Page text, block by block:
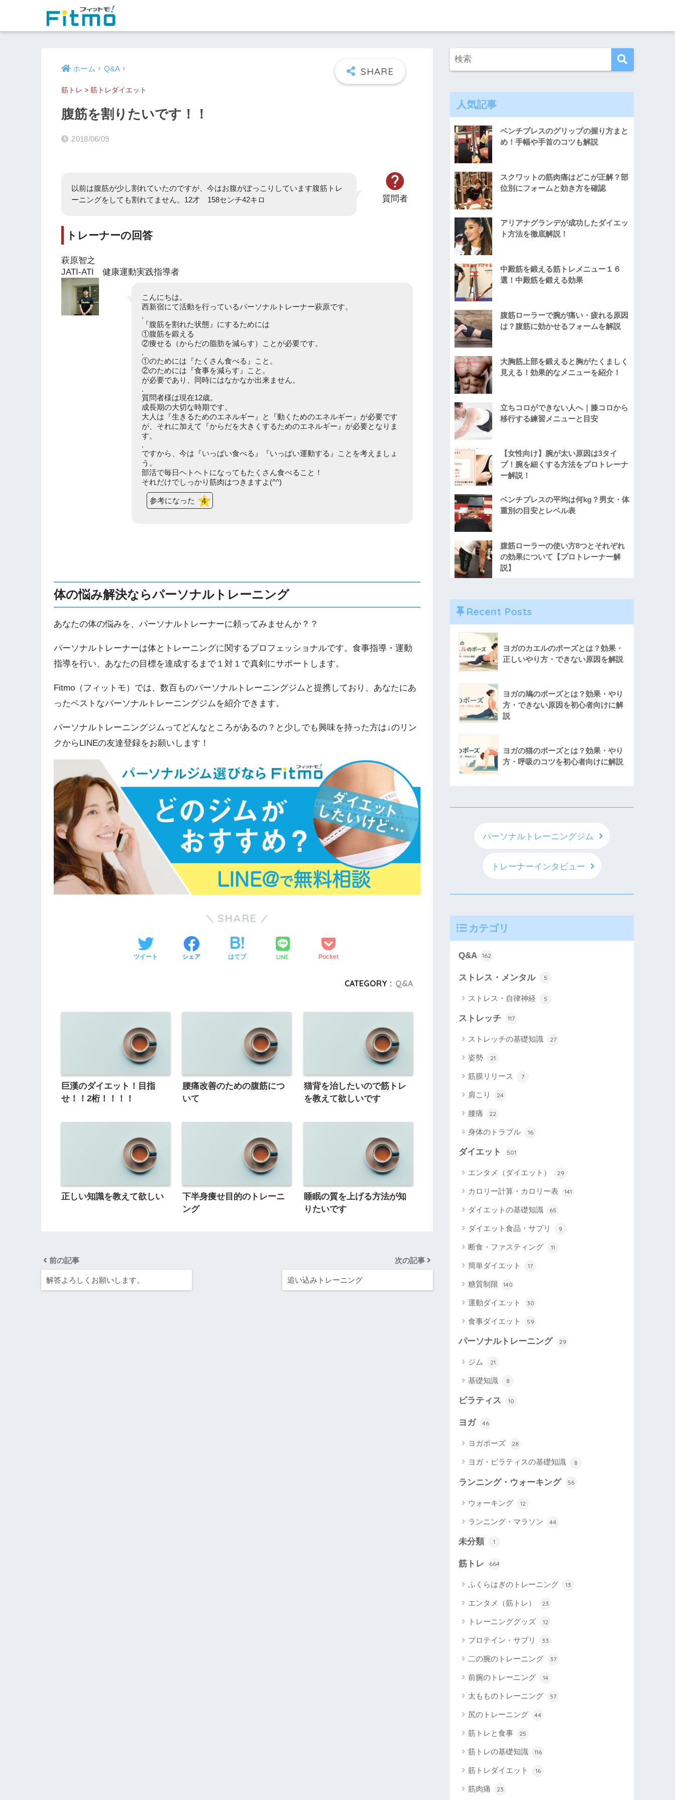
ホーム Q&A
筋トレ > 筋トレダイエット
腹筋を割りたいです！！
2018/06/09
質問者
以前は腹筋が少し割れていたのですが、今はお腹がぽっこりしています腹筋トレ
ーニングをしても割れてません。12才 158センチ42キロ
トレーナーの回答
萩原智之
JATI-ATI 健康運動実践指導者
こんにちは。
西新宿にて活動を行っているパーソナルトレーナー萩原です。
.
『腹筋を割れた状態』にするためには
①腹筋を鍛える
②痩せる（からだの脂肪を減らす）ことが必要です。
.
①のためには『たくさん食べる』こと。
②のためには『食事を減らす』こと。
が必要であり、同時にはなかなか出来ません。
.
質問者様は現在12歳。
成長期の大切な時期です。
大人は『生きるためのエネルギー』と『動くためのエネルギー』が必要です
が、それに加えて『からだを大きくするためのエネルギー』が必要となりま
す。
.
ですから、今は『いっぱい食べる』『いっぱい運動する』ことを考えましょ
う。
部活で毎日ヘトヘトになってもたくさん食べること！
それだけでしっかり筋肉はつきますよ(^^)
参考になった 4
体の悩み解決ならパーソナルトレーニング
あなたの体の悩みを、パーソナルトレーナーに頼ってみませんか？？
パーソナルトレーナーは体とトレーニングに関するプロフェッショナルです。食事指導・運動
指導を行い、あなたの目標を達成するまで１対１で真剣にサポートします。
Fitmo（フィットモ）では、数百ものパーソナルトレーニングジムと提携しており、あなたにあ
ったベストなパーソナルトレーニングジムを紹介できます。
パーソナルトレーニングジムってどんなところがあるの？と少しでも興味を持った方は↓のリン
クからLINEの友達登録をお願いします！
SHARE
ツイート シェア はてブ LINE Pocket
CATEGORY : Q&A
巨漢のダイエット！目指
せ！！2桁！！！！
腰痛改善のための腹筋につ
いて
猫背を治したいので筋トレ
を教えて欲しいです
正しい知識を教えて欲しい
下半身痩せ目的のトレーニ
ング
睡眠の質を上げる方法が知
りたいです
前の記事
解答よろしくお願いします。
次の記事
追い込みトレーニング
人気記事
ベンチプレスのグリップの握り方まと
め！手幅や手首のコツも解説
スクワットの筋肉痛はどこが正解？部
位別にフォームと効き方を確認
アリアナグランデが成功したダイエッ
ト方法を徹底解説！
中殿筋を鍛える筋トレメニュー１６
選！中殿筋を鍛える効果
腹筋ローラーで腕が痛い・疲れる原因
は？腹筋に効かせるフォームを解説
大胸筋上部を鍛えると胸がたくましく
見える！効果的なメニューを紹介！
立ちコロができない人へ｜膝コロから
移行する練習メニューと目安
【女性向け】腕が太い原因は3タイ
プ！腕を細くする方法をプロトレーナ
ー解説！
ベンチプレスの平均は何kg？男女・体
重別の目安とレベル表
腹筋ローラーの使い方8つとそれぞれ
の効果について【プロトレーナー解
説】
Recent Posts
ヨガのカエルのポーズとは？効果・
正しいやり方・できない原因を解説
ヨガの鳩のポーズとは？効果・やり
方・できない原因を初心者向けに解
説
ヨガの猫のポーズとは？効果・やり
方・呼吸のコツを初心者向けに解説
パーソナルトレーニングジム
トレーナーインタビュー
カテゴリ
Q&A 162
ストレス・メンタル 5
ストレス・自律神経 5
ストレッチ 117
ストレッチの基礎知識 27
姿勢 21
筋膜リリース 7
肩こり 24
腰痛 22
身体のトラブル 16
ダイエット 501
エンタメ（ダイエット） 29
カロリー計算・カロリー表 141
ダイエットの基礎知識 65
ダイエット食品・サプリ 9
断食・ファスティング 11
簡単ダイエット 17
糖質制限 140
運動ダイエット 30
食事ダイエット 59
パーソナルトレーニング 29
ジム 21
基礎知識 8
ピラティス 10
ヨガ 46
ヨガポーズ 28
ヨガ・ピラティスの基礎知識 8
ランニング・ウォーキング 56
ウォーキング 12
ランニング・マラソン 44
未分類 1
筋トレ 664
ふくらはぎのトレーニング 13
エンタメ（筋トレ） 23
トレーニンググッズ 12
プロテイン・サプリ 33
二の腕のトレーニング 37
前腕のトレーニング 14
太もものトレーニング 57
尻のトレーニング 44
筋トレと食事 25
筋トレの基礎知識 116
筋トレダイエット 16
筋肉痛 23